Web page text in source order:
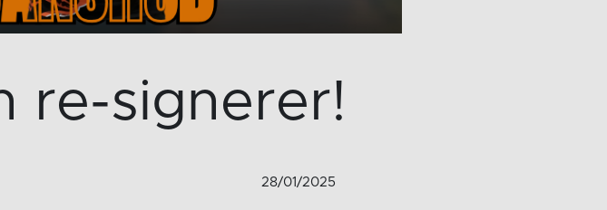
re-signerer!
28/01/2025